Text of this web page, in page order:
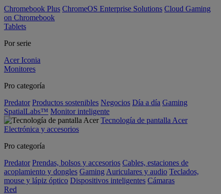
Chromebook Plus ChromeOS Enterprise Solutions Cloud Gaming
on Chromebook
Tablets
Por serie
Acer Iconia
Monitores
Pro categoría
Predator Productos sostenibles Negocios Día a día Gaming
SpatialLabs™ Monitor inteligente
Tecnología de pantalla Acer
Electrónica y accesorios
Pro categoría
Predator Prendas, bolsos y accesorios Cables, estaciones de
acoplamiento y dongles Gaming Auriculares y audio Teclados,
mouse y lápiz óptico Dispositivos inteligentes Cámaras
Red